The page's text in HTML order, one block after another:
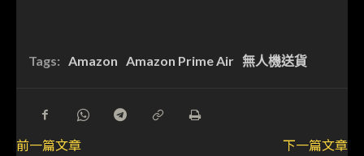
Tags: Amazon Amazon Prime Air 無人機送貨
前一篇文章
下一篇文章